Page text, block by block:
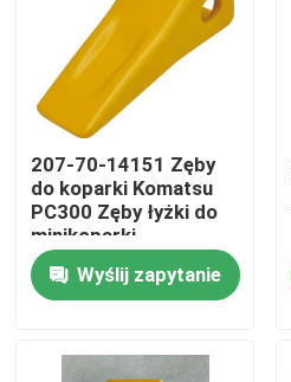
Dom
207-70-14151 Zęby
do koparki Komatsu
PC300 Zęby łyżki do
minikoparki
Wyślij zapytanie